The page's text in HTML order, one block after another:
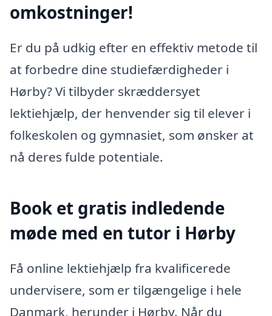
omkostninger!
Er du på udkig efter en effektiv metode til
at forbedre dine studiefærdigheder i
Hørby? Vi tilbyder skræddersyet
lektiehjælp, der henvender sig til elever i
folkeskolen og gymnasiet, som ønsker at
nå deres fulde potentiale.
Book et gratis indledende
møde med en tutor i Hørby
Få online lektiehjælp fra kvalificerede
undervisere, som er tilgængelige i hele
Danmark, herunder i Hørby. Når du